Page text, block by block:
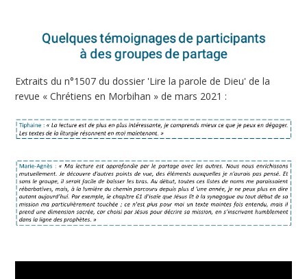
Extraits du n°1507 du dossier 'Lire la parole de Dieu' de la
revue « Chrétiens en Morbihan » de mars 2021 :